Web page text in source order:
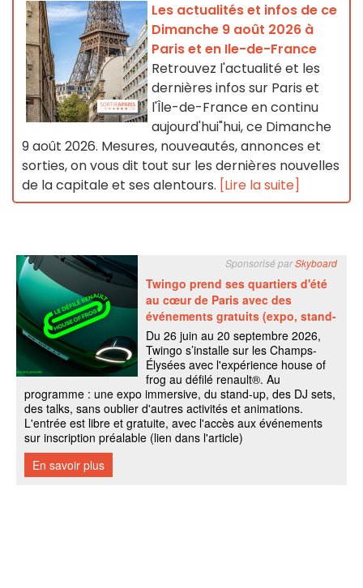
Les actualités et infos de ce
Dimanche 9 août 2026 à
Paris et en Ile-de-France
Retrouvez l'actualité et les
dernières infos sur Paris et
l'Île-de-France en continu
aujourd'hui"hui, ce Dimanche
9 août 2026. Mesures, nouveautés, annonces et
sorties, on vous dit tout sur les dernières nouvelles
de la capitale et ses alentours. [Lire la suite]